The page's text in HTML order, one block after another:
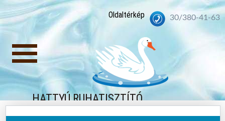
30/380-41-63
Oldaltérkép
HATTYÚ RUHATISZTÍTÓ